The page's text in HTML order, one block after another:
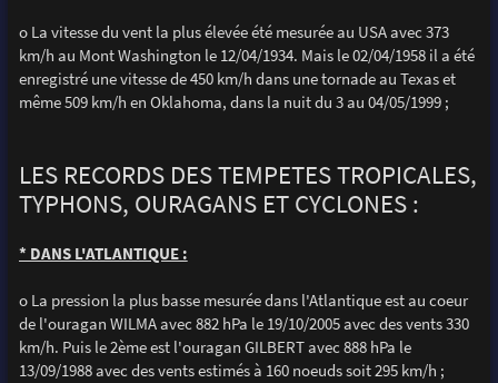
o La vitesse du vent la plus élevée été mesurée au USA avec 373
km/h au Mont Washington le 12/04/1934. Mais le 02/04/1958 il a été
enregistré une vitesse de 450 km/h dans une tornade au Texas et
même 509 km/h en Oklahoma, dans la nuit du 3 au 04/05/1999 ;
LES RECORDS DES TEMPETES TROPICALES,
TYPHONS, OURAGANS ET CYCLONES :
* DANS L'ATLANTIQUE :
o La pression la plus basse mesurée dans l'Atlantique est au coeur
de l'ouragan WILMA avec 882 hPa le 19/10/2005 avec des vents 330
km/h. Puis le 2ème est l'ouragan GILBERT avec 888 hPa le
13/09/1988 avec des vents estimés à 160 noeuds soit 295 km/h ;